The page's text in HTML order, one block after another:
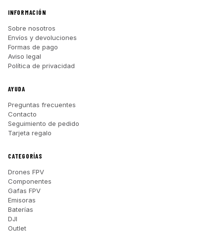
INFORMACIÓN
Sobre nosotros
Envíos y devoluciones
Formas de pago
Aviso legal
Política de privacidad
AYUDA
Preguntas frecuentes
Contacto
Seguimiento de pedido
Tarjeta regalo
CATEGORÍAS
Drones FPV
Componentes
Gafas FPV
Emisoras
Baterías
DJI
Outlet